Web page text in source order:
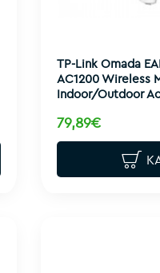
TP-Link Omada
AC1200 Wireless
Indoor/Outdoor
79,89€